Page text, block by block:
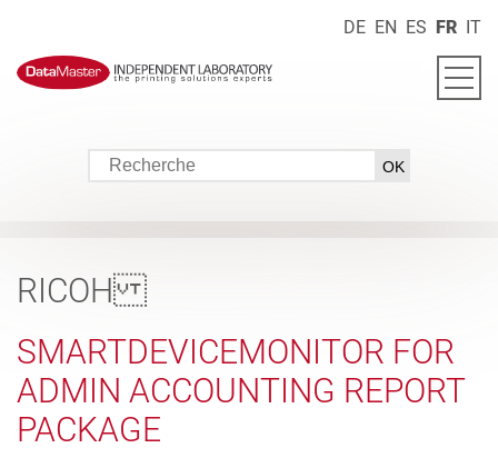
DE EN ES FR IT
RICOH
SMARTDEVICEMONITOR FOR
ADMIN ACCOUNTING REPORT
PACKAGE